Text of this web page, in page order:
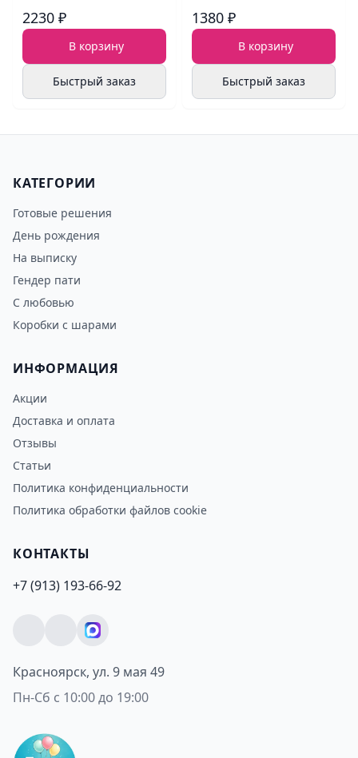
2230 ₽
В корзину
Быстрый заказ
1380 ₽
В корзину
Быстрый заказ
КАТЕГОРИИ
Готовые решения
День рождения
На выписку
Гендер пати
С любовью
Коробки с шарами
ИНФОРМАЦИЯ
Акции
Доставка и оплата
Отзывы
Статьи
Политика конфиденциальности
Политика обработки файлов cookie
КОНТАКТЫ
+7 (913) 193-66-92
Красноярск, ул. 9 мая 49
Пн-Сб с 10:00 до 19:00